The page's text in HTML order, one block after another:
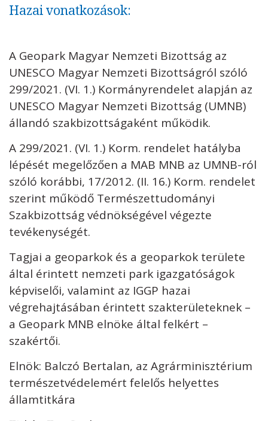
Hazai vonatkozások:
A Geopark Magyar Nemzeti Bizottság az
UNESCO Magyar Nemzeti Bizottságról szóló
299/2021. (VI. 1.) Kormányrendelet alapján az
UNESCO Magyar Nemzeti Bizottság (UMNB)
állandó szakbizottságaként működik.
A 299/2021. (VI. 1.) Korm. rendelet hatályba
lépését megelőzően a MAB MNB az UMNB-ról
szóló korábbi, 17/2012. (II. 16.) Korm. rendelet
szerint működő Természettudományi
Szakbizottság védnökségével végezte
tevékenységét.
Tagjai a geoparkok és a geoparkok területe
által érintett nemzeti park igazgatóságok
képviselői, valamint az IGGP hazai
végrehajtásában érintett szakterületeknek –
a Geopark MNB elnöke által felkért –
szakértői.
Elnök: Balczó Bertalan, az Agrárminisztérium
természetvédelemért felelős helyettes
államtitkára